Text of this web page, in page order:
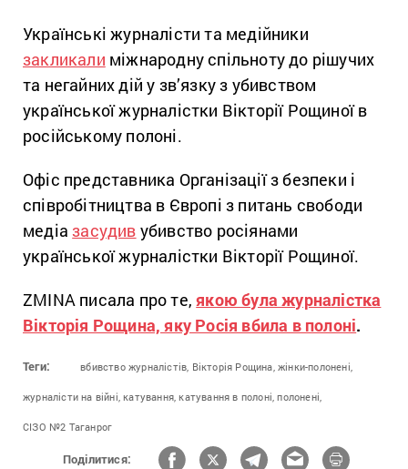
Українські журналісти та медійники
закликали міжнародну спільноту до рішучих
та негайних дій у зв’язку з убивством
української журналістки Вікторії Рощиної в
російському полоні.
Офіс представника Організації з безпеки і
співробітництва в Європі з питань свободи
медіазасудив убивство росіянами
української журналістки Вікторії Рощиної.
ZMINA писала про те,якою була журналістка
Вікторія Рощина, яку Росія вбила в полоні.
Теги: вбивство журналістів, Вікторія Рощина, жінки-полонені,
журналісти на війні, катування, катування в полоні, полонені,
СІЗО №2 Таганрог
Поділитися: